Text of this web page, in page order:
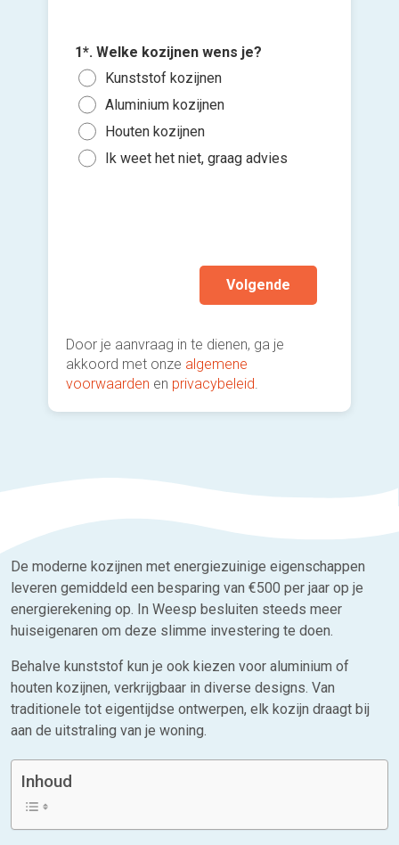
1*. Welke kozijnen wens je?
Kunststof kozijnen
Aluminium kozijnen
Houten kozijnen
Ik weet het niet, graag advies
Volgende
Door je aanvraag in te dienen, ga je
akkoord met onze algemene
voorwaarden en privacybeleid.
De moderne kozijnen met energiezuinige eigenschappen
leveren gemiddeld een besparing van €500 per jaar op je
energierekening op. In Weesp besluiten steeds meer
huiseigenaren om deze slimme investering te doen.
Behalve kunststof kun je ook kiezen voor aluminium of
houten kozijnen, verkrijgbaar in diverse designs. Van
traditionele tot eigentijdse ontwerpen, elk kozijn draagt bij
aan de uitstraling van je woning.
Inhoud